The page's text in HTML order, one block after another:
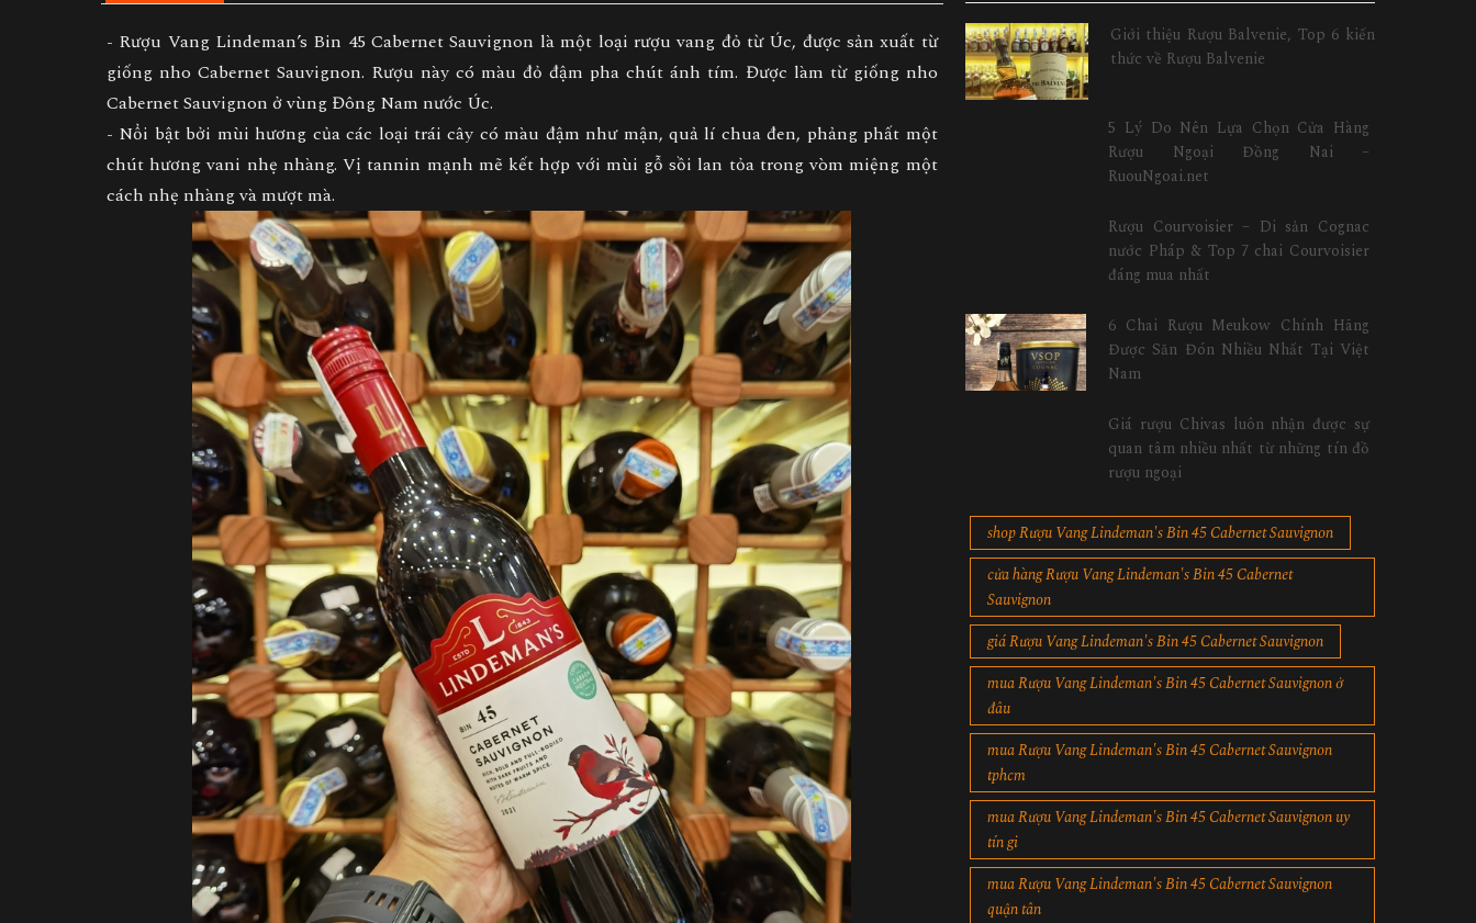
- Rượu Vang Lindeman’s Bin 45 Cabernet Sauvignon là một loại rượu vang đỏ từ Úc, được sản xuất từ
giống nho Cabernet Sauvignon. Rượu này có màu đỏ đậm pha chút ánh tím. Được làm từ giống nho
Cabernet Sauvignon ở vùng Đông Nam nước Úc.
- Nổi bật bởi mùi hương của các loại trái cây có màu đậm như mận, quả lí chua đen, phảng phất một
chút hương vani nhẹ nhàng. Vị tannin mạnh mẽ kết hợp với mùi gỗ sồi lan tỏa trong vòm miệng một
cách nhẹ nhàng và mượt mà.
Giới thiệu Rượu Balvenie, Top 6 kiến
thức về Rượu Balvenie
5 Lý Do Nên Lựa Chọn Cửa Hàng
Rượu Ngoại Đồng Nai –
RuouNgoai.net
Rượu Courvoisier – Di sản Cognac
nước Pháp & Top 7 chai Courvoisier
đáng mua nhất
6 Chai Rượu Meukow Chính Hãng
Được Săn Đón Nhiều Nhất Tại Việt
Nam
Giá rượu Chivas luôn nhận được sự
quan tâm nhiều nhất từ những tín đồ
rượu ngoại
shop Rượu Vang Lindeman's Bin 45 Cabernet Sauvignon
cửa hàng Rượu Vang Lindeman's Bin 45 Cabernet
Sauvignon
giá Rượu Vang Lindeman's Bin 45 Cabernet Sauvignon
mua Rượu Vang Lindeman's Bin 45 Cabernet Sauvignon ở
đâu
mua Rượu Vang Lindeman's Bin 45 Cabernet Sauvignon
tphcm
mua Rượu Vang Lindeman's Bin 45 Cabernet Sauvignon uy
tín gi
mua Rượu Vang Lindeman's Bin 45 Cabernet Sauvignon
quận tân